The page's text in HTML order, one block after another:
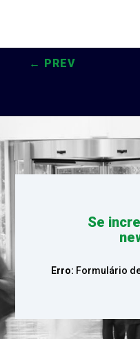
← PREV
Se
Erro: Formulário